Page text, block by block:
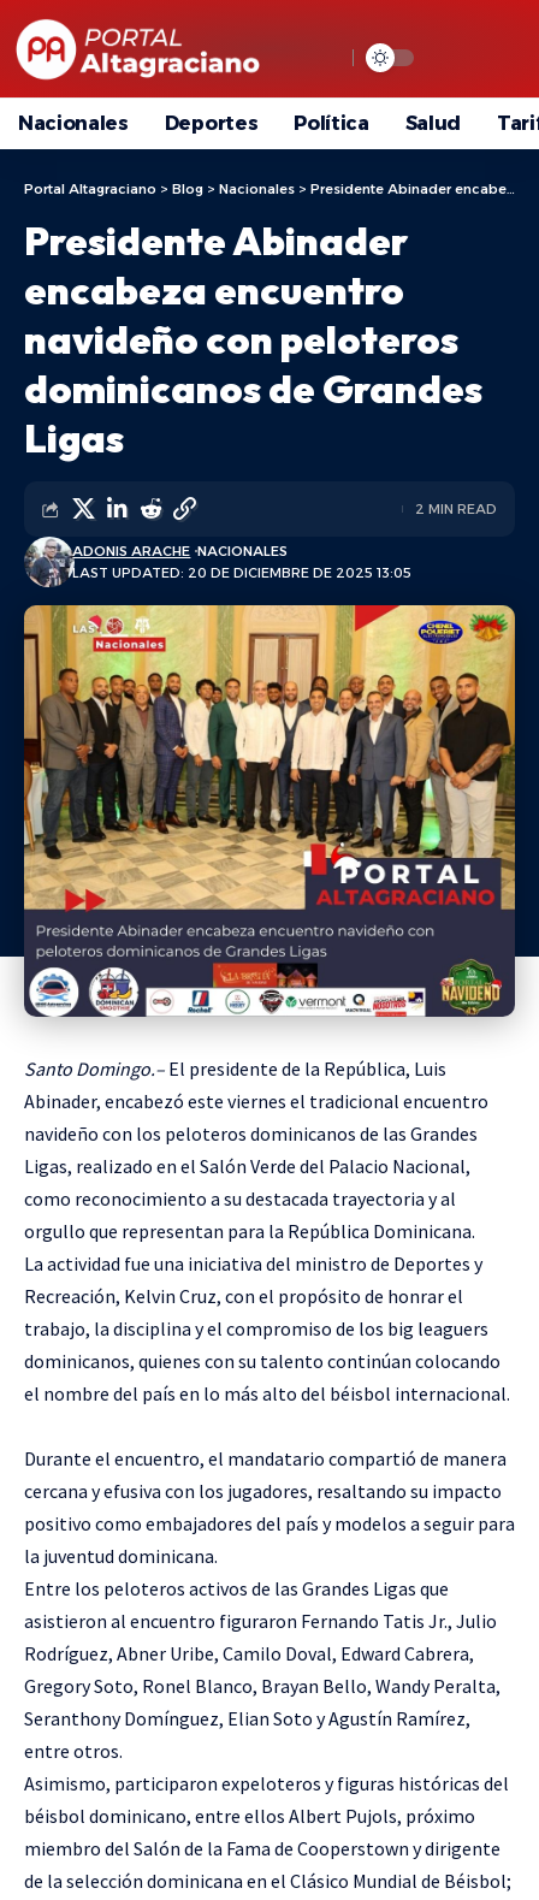
Nacionales Deportes Política Salud
Portal Altagraciano > Blog > Nacionales > Presidente Abinader encabeza encuentro navideño con peloteros dominicanos de Grandes Ligas
Presidente Abinader
encabeza encuentro
navideño con peloteros
dominicanos de Grandes
Ligas
LAST UPDATED: 20 DE DICIEMBRE DE 2025 13:05
ADONIS ARACHE NACIONALES
2 MIN READ
Santo Domingo.– El presidente de la República, Luis
Abinader, encabezó este viernes el tradicional encuentro
navideño con los peloteros dominicanos de las Grandes
Ligas, realizado en el Salón Verde del Palacio Nacional,
como reconocimiento a su destacada trayectoria y al
orgullo que representan para la República Dominicana.
La actividad fue una iniciativa del ministro de Deportes y
Recreación, Kelvin Cruz, con el propósito de honrar el
trabajo, la disciplina y el compromiso de los big leaguers
dominicanos, quienes con su talento continúan colocando
el nombre del país en lo más alto del béisbol internacional.
Durante el encuentro, el mandatario compartió de manera
cercana y efusiva con los jugadores, resaltando su impacto
positivo como embajadores del país y modelos a seguir para
la juventud dominicana.
Entre los peloteros activos de las Grandes Ligas que
asistieron al encuentro figuraron Fernando Tatis Jr., Julio
Rodríguez, Abner Uribe, Camilo Doval, Edward Cabrera,
Gregory Soto, Ronel Blanco, Brayan Bello, Wandy Peralta,
Seranthony Domínguez, Elian Soto y Agustín Ramírez,
entre otros.
Asimismo, participaron expeloteros y figuras históricas del
béisbol dominicano, entre ellos Albert Pujols, próximo
miembro del Salón de la Fama de Cooperstown y dirigente
de la selección dominicana en el Clásico Mundial de Béisbol;